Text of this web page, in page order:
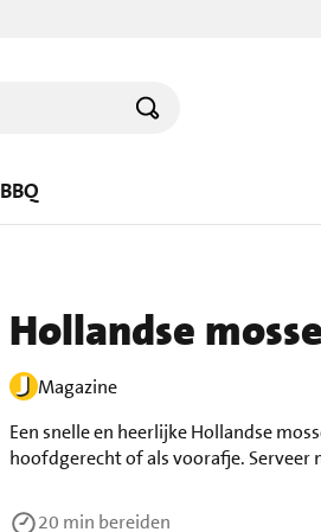
BBQ
Hollandse
Magazine
Een snelle en heerlijke Hollandse
hoofdgerecht of als voorafje.
20 min bereiden